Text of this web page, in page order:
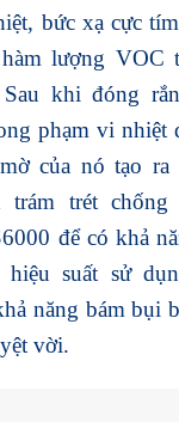
bức xạ cực
lượng VOC
khi đóng
phạm vi nhiệt
của nó tạo ra
trám trét
để có khả
suất sử
năng bám bụi
vời.